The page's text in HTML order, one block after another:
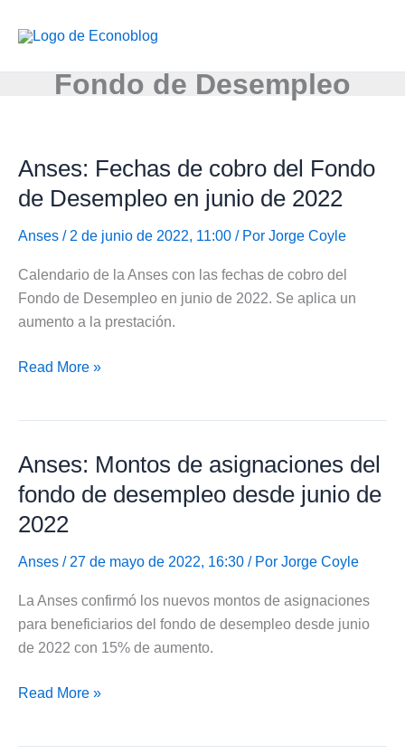
Fondo de Desempleo
Anses: Fechas de cobro del Fondo
de Desempleo en junio de 2022
Anses / 2 de junio de 2022, 11:00 / Por Jorge Coyle
Calendario de la Anses con las fechas de cobro del
Fondo de Desempleo en junio de 2022. Se aplica un
aumento a la prestación.
Anses:
del
Fondo
de
Desempleo
en
de
2022
Read More »
Anses: Montos de asignaciones del
fondo de desempleo desde junio de
2022
Anses / 27 de mayo de 2022, 16:30 / Por Jorge Coyle
La Anses confirmó los nuevos montos de asignaciones
para beneficiarios del fondo de desempleo desde junio
de 2022 con 15% de aumento.
Anses:
Read More »